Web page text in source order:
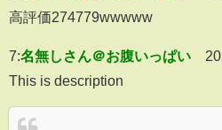
高評価274779wwwww
7:名無しさん＠お腹いっぱい
This is description